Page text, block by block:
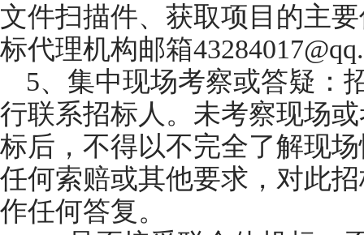
文件扫描件、获取项目的主
标代理机构邮箱
5、集中现场考察或答疑：
行联系招标人。未考察现场
标后，不得以不完全了解现
任何索赔或其他要求，对此
作任何答复。